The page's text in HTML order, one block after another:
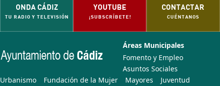
ONDA CÁDIZ
TU RADIO Y TELEVISIÓN
YOUTUBE
¡SUBSCRÍBETE!
CONTACTAR
CUÉNTANOS
Áreas Municipales
Fomento y Empleo
Asuntos Sociales
Urbanismo
Fundación de la Mujer Mayores
Juventud